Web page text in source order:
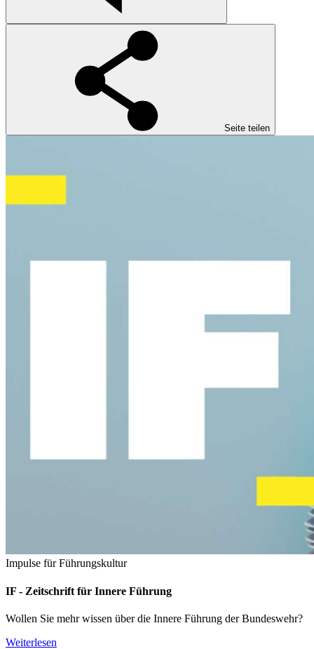
Seite teilen
Impulse für Führungskultur
IF - Zeitschrift für Innere Führung
Wollen Sie mehr wissen über die Innere Führung der Bundeswehr?
Weiterlesen